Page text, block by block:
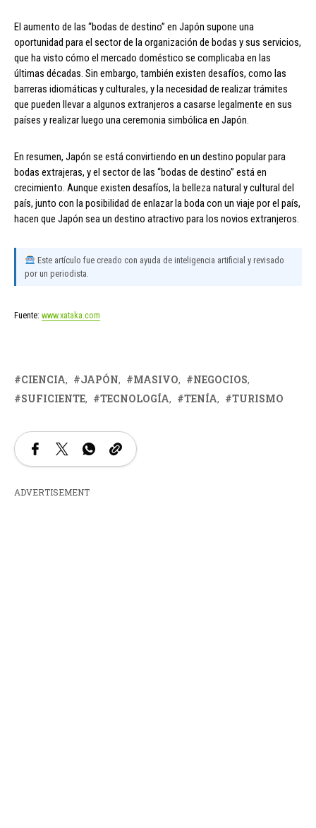
El aumento de las “bodas de destino” en Japón supone una
oportunidad para el sector de la organización de bodas y sus servicios,
que ha visto cómo el mercado doméstico se complicaba en las
últimas décadas. Sin embargo, también existen desafíos, como las
barreras idiomáticas y culturales, y la necesidad de realizar trámites
que pueden llevar a algunos extranjeros a casarse legalmente en sus
países y realizar luego una ceremonia simbólica en Japón.
En resumen, Japón se está convirtiendo en un destino popular para
bodas extrajeras, y el sector de las “bodas de destino” está en
crecimiento. Aunque existen desafíos, la belleza natural y cultural del
país, junto con la posibilidad de enlazar la boda con un viaje por el país,
hacen que Japón sea un destino atractivo para los novios extranjeros.
Este artículo fue creado con ayuda de inteligencia artificial y revisado
por un periodista.
Fuente: www.xataka.com
CIENCIA JAPÓN MASIVO
NEGOCIOS
SUFICIENTE
TECNOLOGÍA TENÍA TURISMO
ADVERTISEMENT